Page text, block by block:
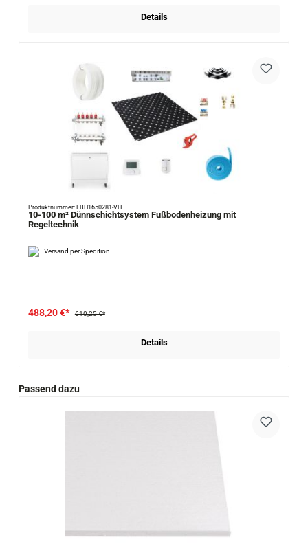
Details
Produktnummer: FBH1650281-VH
10-100 m² Dünnschichtsystem Fußbodenheizung mit
Regeltechnik
Versand per Spedition
488,20 €* 610,25 €*
Details
Produktgalerie überspringen
Passend dazu